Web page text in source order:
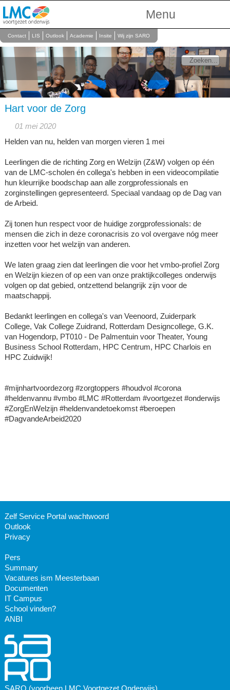
Menu
Over Ons
Scholen
Onderwijs
Contact LIS Outlook Academie Insite Wij zijn SARO
Hart voor de Zorg
01 mei 2020
Helden van nu, helden van morgen vieren 1 mei
Leerlingen die de richting Zorg en Welzijn (Z&W) volgen op één
van de LMC-scholen én collega's hebben in een videocompilatie
hun kleurrijke boodschap aan alle zorgprofessionals en
zorginstellingen gepresenteerd. Speciaal vandaag op de Dag van
de Arbeid.
Zij tonen hun respect voor de huidige zorgprofessionals: de
mensen die zich in deze coronacrisis zo vol overgave nóg meer
inzetten voor het welzijn van anderen.
We laten graag zien dat leerlingen die voor het vmbo-profiel Zorg
en Welzijn kiezen of op een van onze praktijkcolleges onderwijs
volgen op dat gebied, ontzettend belangrijk zijn voor de
maatschappij.
Bedankt leerlingen en collega's van Veenoord, Zuiderpark
College, Vak College Zuidrand, Rotterdam Designcollege, G.K.
van Hogendorp, PT010 - De Palmentuin voor Theater, Young
Business School Rotterdam, HPC Centrum, HPC Charlois en
HPC Zuidwijk!
#mijnhartvoordezorg #zorgtoppers #houdvol #corona
#heldenvannu #vmbo #LMC #Rotterdam #voortgezet #onderwijs
#ZorgEnWelzijn #heldenvandetoekomst #beroepen
#DagvandeArbeid2020
Zelf Service Portal wachtwoord
Outlook
Privacy
Pers
Summary
Vacatures ism Meesterbaan
Documenten
IT Campus
School vinden?
ANBI
SARO (voorheen LMC Voortgezet Onderwijs)